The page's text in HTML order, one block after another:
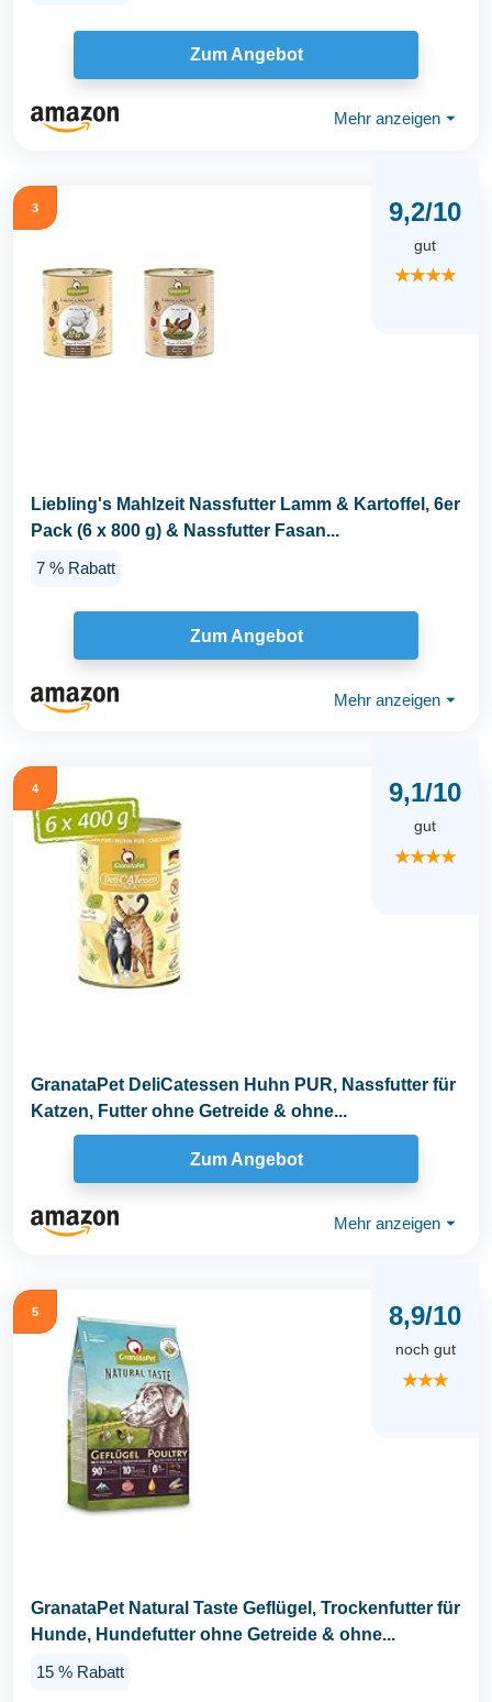
Zum Angebot
Mehr anzeigen ⏷
3 9,2/10
gut
★★★★
Liebling's Mahlzeit Nassfutter Lamm & Kartoffel, 6er
Pack (6 x 800 g) & Nassfutter Fasan...
7 % Rabatt
Zum Angebot
Mehr anzeigen ⏷
4 9,1/10
gut
★★★★
GranataPet DeliCatessen Huhn PUR, Nassfutter für
Katzen, Futter ohne Getreide & ohne...
Zum Angebot
Mehr anzeigen ⏷
5 8,9/10
noch gut
★★★
GranataPet Natural Taste Geflügel, Trockenfutter für
Hunde, Hundefutter ohne Getreide & ohne...
15 % Rabatt